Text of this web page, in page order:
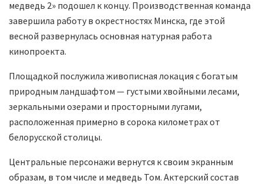
медведь 2» подошел к концу. Производственная команда
завершила работу в окрестностях Минска, где этой
весной развернулась основная натурная работа
кинопроекта.
Площадкой послужила живописная локация с богатым
природным ландшафтом — густыми хвойными лесами,
зеркальными озерами и просторными лугами,
расположенная примерно в сорока километрах от
белорусской столицы.
Центральные персонажи вернутся к своим экранным
образам, в том числе и медведь Том. Актерский состав